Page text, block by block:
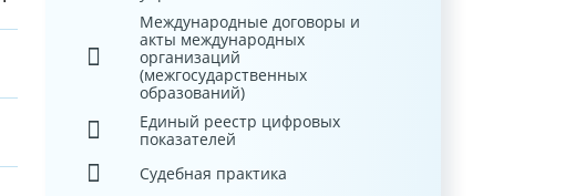
Международные договоры и
акты международных
организаций
(межгосударственных
образований)
Единый реестр цифровых
показателей
Судебная практика